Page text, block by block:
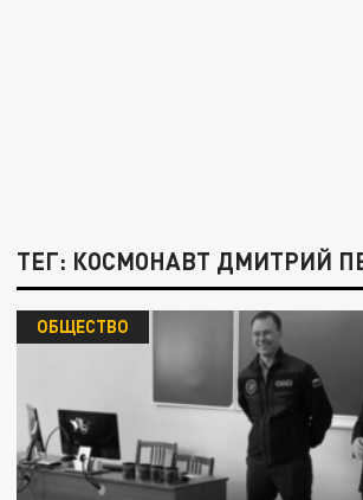
ТЕГ: КОСМОНАВТ ДМИТРИЙ
ОБЩЕСТВО